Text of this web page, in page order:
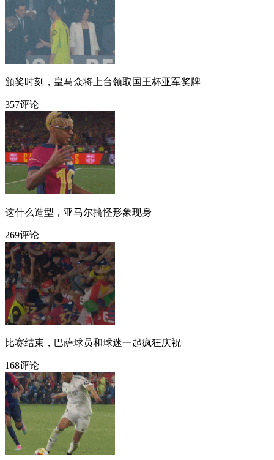
颁奖时刻，皇马众将上台领取国王杯亚军奖牌
357评论
这什么造型，亚马尔搞怪形象现身
269评论
比赛结束，巴萨球员和球迷一起疯狂庆祝
168评论